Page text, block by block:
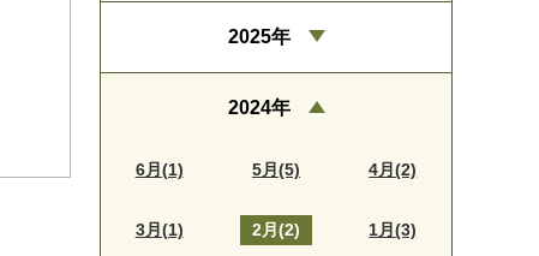
2025年
2024年
6月(1) 5月(5) 4月(2)
3月(1) 2月(2) 1月(3)